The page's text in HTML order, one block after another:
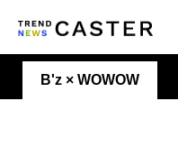
B'z × WOWOW